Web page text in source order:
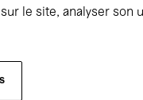
le site, analyser